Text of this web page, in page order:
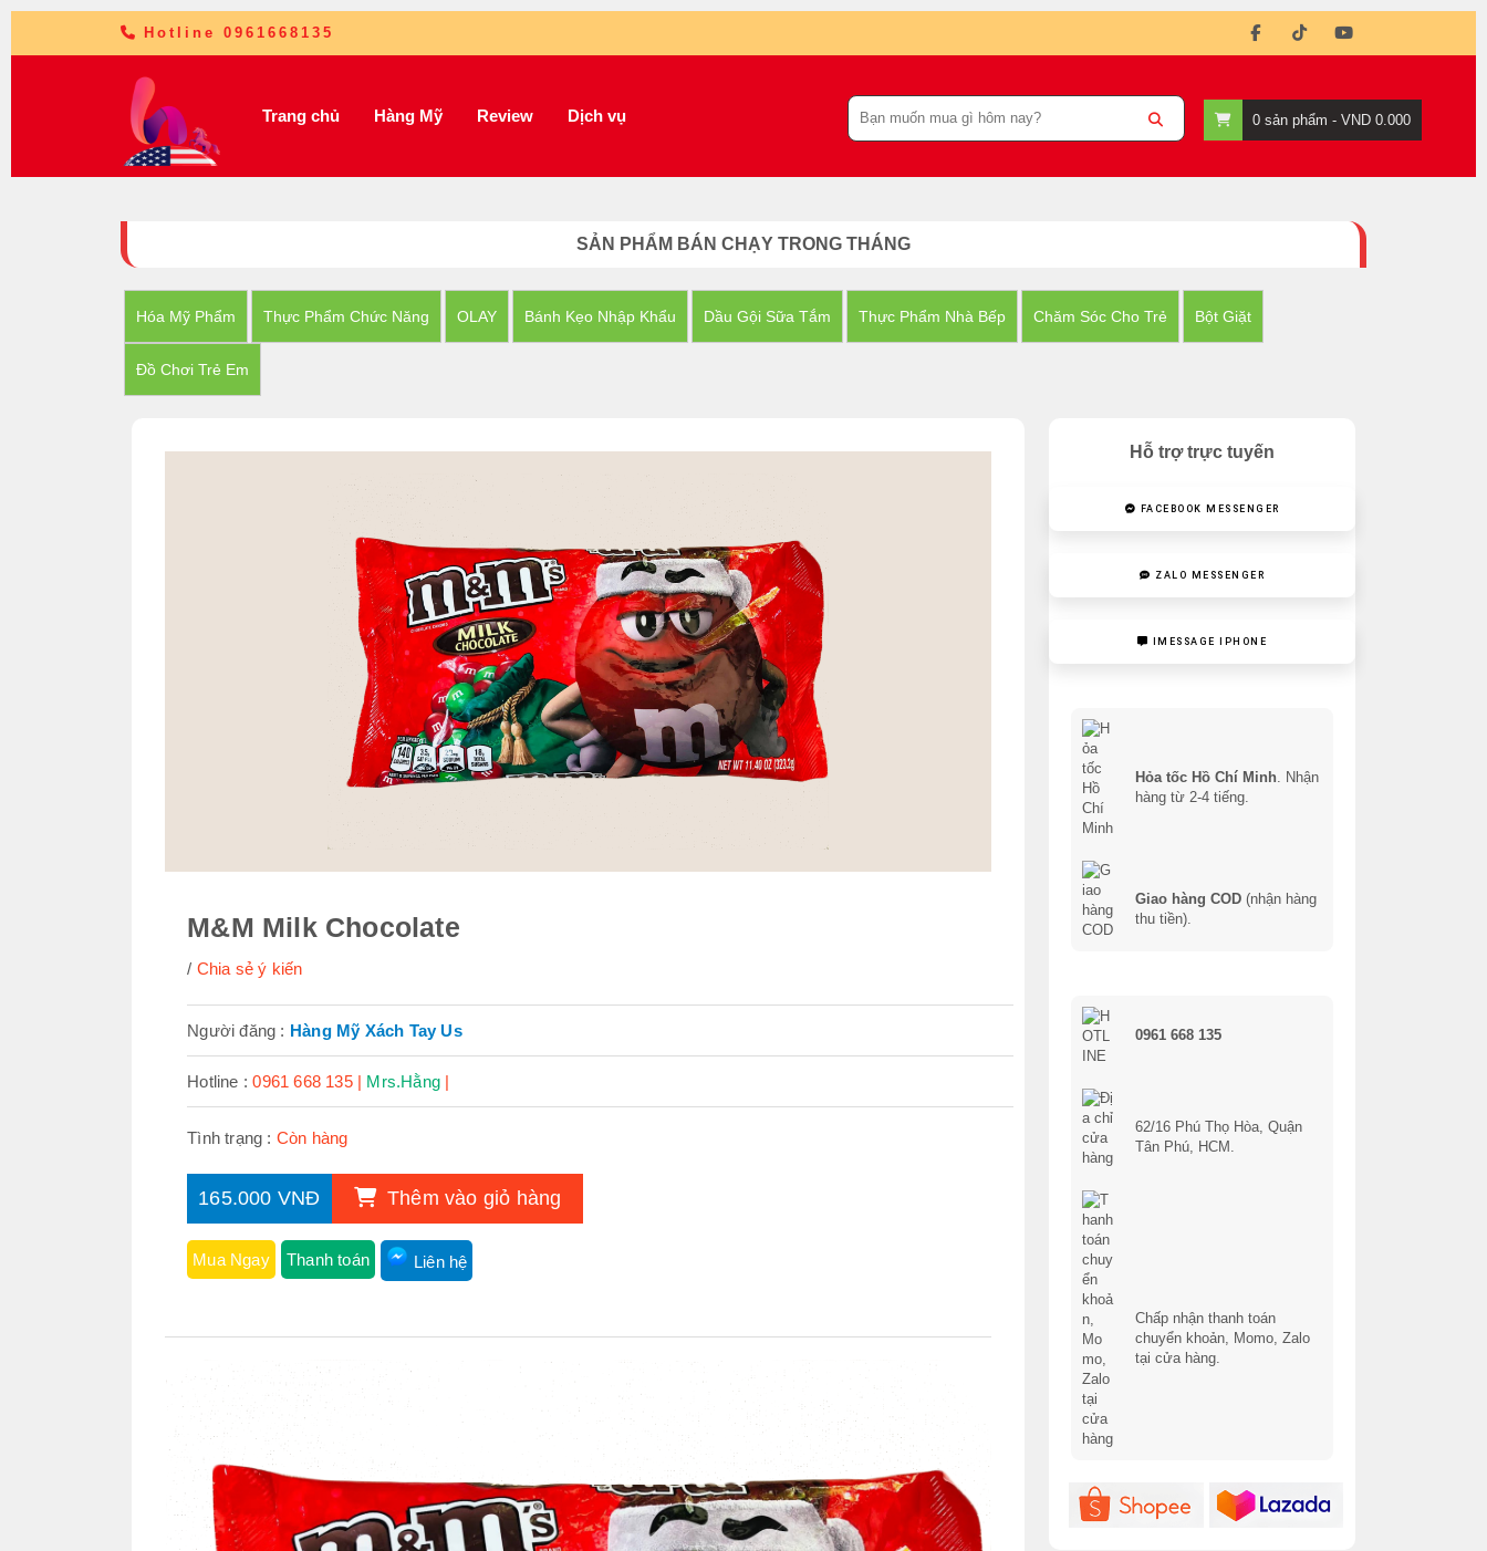
Hotline 0961668135
Trang chủ Hàng Mỹ Review Dịch vụ 0sản phẩm - VND 0.000
SẢN PHẨM BÁN CHẠY TRONG THÁNG
Hóa Mỹ Phẩm Thực Phẩm Chức Năng OLAY Bánh Kẹo Nhập Khẩu Dầu Gội Sữa Tắm Thực Phẩm Nhà Bếp Chăm Sóc Cho Trẻ Bột Giặt
Đồ Chơi Trẻ Em
Hỗ trợ trực tuyến
FACEBOOK MESSENGER
ZALO MESSENGER
IMESSAGE IPHONE
Hỏa tốc Hồ Chí Minh. Nhận
hàng từ 2-4 tiếng.
Giao hàng COD (nhận hàng
thu tiền).
0961 668 135
62/16 Phú Thọ Hòa, Quận
Tân Phú, HCM.
Chấp nhận thanh toán
chuyển khoản, Momo, Zalo
tại cửa hàng.
M&M Milk Chocolate
Chia sẻ ý kiến
Người đăng : Hàng Mỹ Xách Tay Us
Hotline :0961 668 135 | Mrs.Hằng|
Tình trạng : Còn hàng
165.000 VNĐ Thêm vào giỏ hàng
Mua Ngay Thanh toán Liên hệ